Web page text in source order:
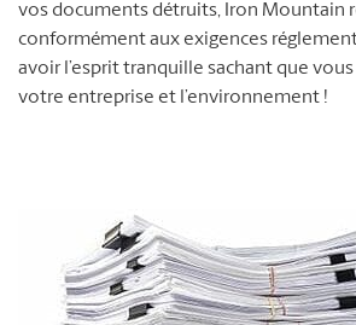
vos documents détruits, Iron Mountain
conformément aux exigences
avoir l’esprit tranquille sachant que
votre entreprise et l’environnement !